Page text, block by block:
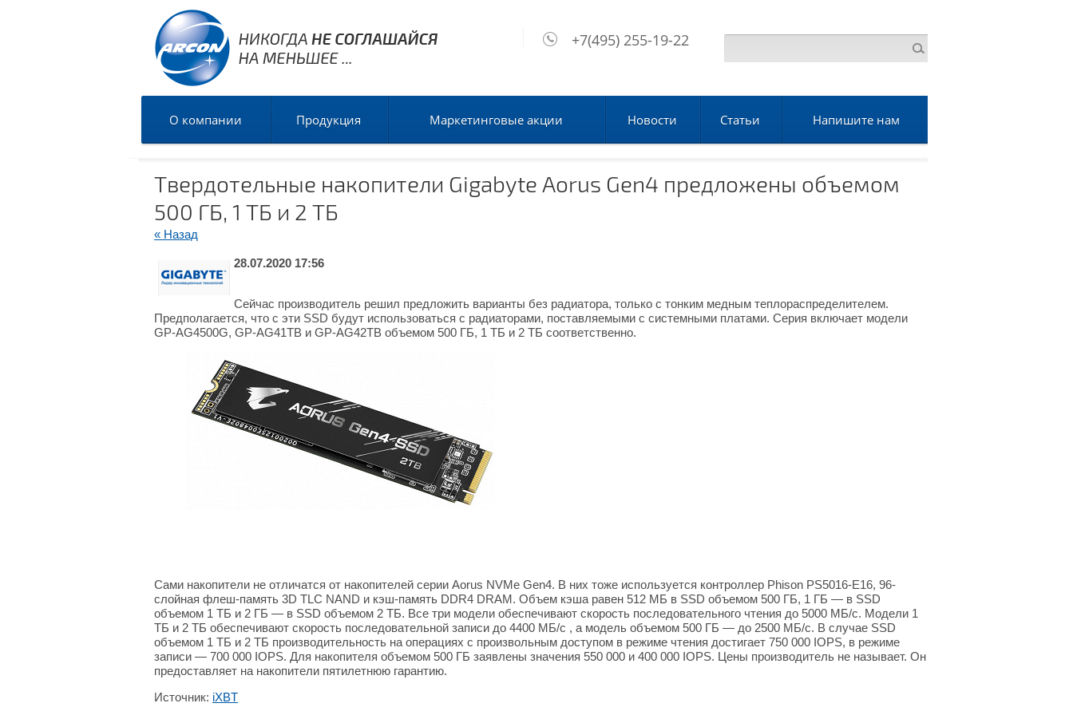
+7(495) 255-19-22
О компании Продукция Маркетинговые акции Новости Статьи Напишите нам
Твердотельные накопители Gigabyte Aorus Gen4 предложены объемом
500 ГБ, 1 ТБ и 2 ТБ
« Назад
28.07.2020 17:56
Сейчас производитель решил предложить варианты без радиатора, только с тонким медным теплораспределителем.
Предполагается, что с эти SSD будут использоваться с радиаторами, поставляемыми с системными платами. Серия включает модели
GP-AG4500G, GP-AG41TB и GP-AG42TB объемом 500 ГБ, 1 ТБ и 2 ТБ соответственно.
Сами накопители не отличатся от накопителей серии Aorus NVMe Gen4. В них тоже используется контроллер Phison PS5016-E16, 96-
слойная флеш-память 3D TLC NAND и кэш-память DDR4 DRAM. Объем кэша равен 512 МБ в SSD объемом 500 ГБ, 1 ГБ — в SSD
объемом 1 ТБ и 2 ГБ — в SSD объемом 2 ТБ. Все три модели обеспечивают скорость последовательного чтения до 5000 МБ/с. Модели 1
ТБ и 2 ТБ обеспечивают скорость последовательной записи до 4400 МБ/с , а модель объемом 500 ГБ — до 2500 МБ/с. В случае SSD
объемом 1 ТБ и 2 ТБ производительность на операциях с произвольным доступом в режиме чтения достигает 750 000 IOPS, в режиме
записи — 700 000 IOPS. Для накопителя объемом 500 ГБ заявлены значения 550 000 и 400 000 IOPS. Цены производитель не называет. Он
предоставляет на накопители пятилетнюю гарантию.
Источник: iXBT